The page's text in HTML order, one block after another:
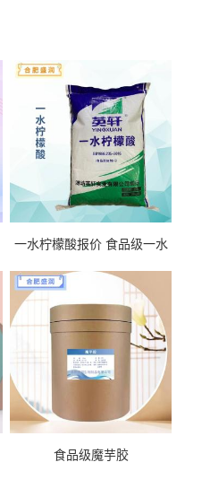
一水柠檬酸报价 食品级一水
食品级魔芋胶